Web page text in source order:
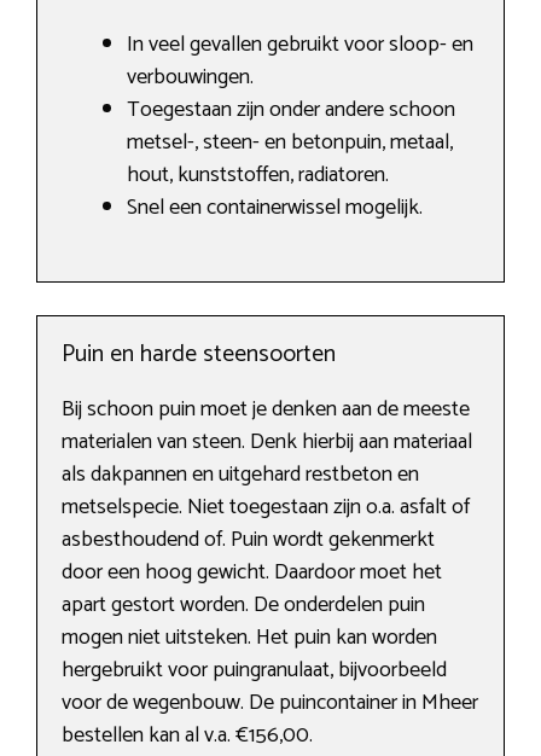
In veel gevallen gebruikt voor sloop- en
verbouwingen.
Toegestaan zijn onder andere schoon
metsel-, steen- en betonpuin, metaal,
hout, kunststoffen, radiatoren.
Snel een containerwissel mogelijk.
Puin en harde steensoorten
Bij schoon puin moet je denken aan de meeste
materialen van steen. Denk hierbij aan materiaal
als dakpannen en uitgehard restbeton en
metselspecie. Niet toegestaan zijn o.a. asfalt of
asbesthoudend of. Puin wordt gekenmerkt
door een hoog gewicht. Daardoor moet het
apart gestort worden. De onderdelen puin
mogen niet uitsteken. Het puin kan worden
hergebruikt voor puingranulaat, bijvoorbeeld
voor de wegenbouw. De puincontainer in Mheer
bestellen kan al v.a. €156,00.